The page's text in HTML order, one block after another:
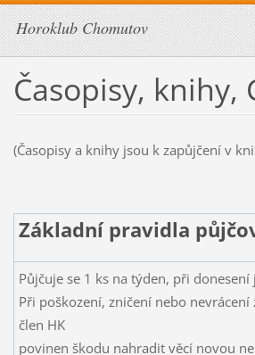
Horoklub Chomutov
Časopisy, knihy,
(Časopisy a knihy jsou k zapůjčení v
Základní pravidla
Půjčuje se 1 ks na týden, při
Při poškození, zničení nebo nevrácení
člen HK
povinen škodu nahradit věcí novou